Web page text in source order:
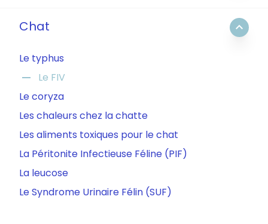
Chat expand_less
Le typhus
remove
Le FIV
Le coryza
Les chaleurs chez la chatte
Les aliments toxiques pour le chat
La Péritonite Infectieuse Féline (PIF)
La leucose
Le Syndrome Urinaire Félin (SUF)